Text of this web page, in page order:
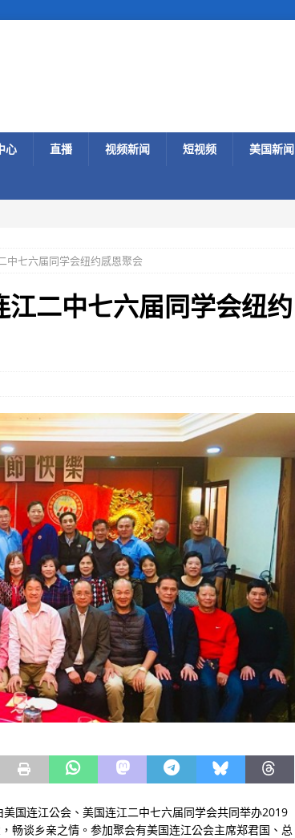
心 直播 视频新闻 短视频 美国新闻
中七六届同学会纽约感恩聚会
二中七六届同学会纽约
国连江公会、美国连江二中七六届同学会共同举办2019
畅谈乡亲之情。参加聚会有美国连江公会主席郑君国、总